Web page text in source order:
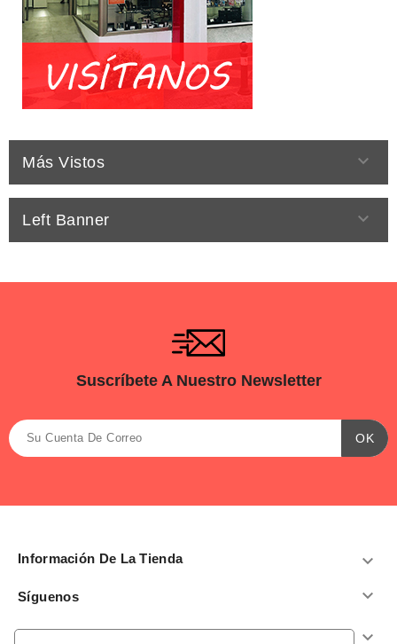
Más Vistos 
Left Banner 
Suscríbete A Nuestro Newsletter
Información De La Tienda 
Síguenos 
Productos 